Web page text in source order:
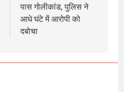
पास गोलीकांड, पुलिस ने
आधे घंटे में आरोपी को
दबोचा